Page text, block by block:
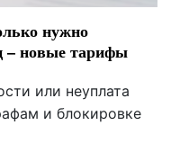
нужно
– новые тарифы
или неуплата
и блокировке